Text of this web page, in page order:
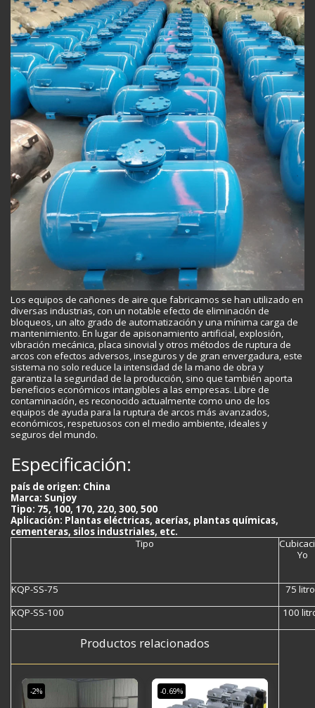
Los equipos de cañones de aire que fabricamos se han utilizado en
diversas industrias, con un notable efecto de eliminación de
bloqueos, un alto grado de automatización y una mínima carga de
mantenimiento. En lugar de apisonamiento artificial, explosión,
vibración mecánica, placa sinovial y otros métodos de ruptura de
arcos con efectos adversos, inseguros y de gran envergadura, este
sistema no solo reduce la intensidad de la mano de obra y
garantiza la seguridad de la producción, sino que también aporta
beneficios económicos intangibles a las empresas. Libre de
contaminación, es reconocido actualmente como uno de los
equipos de ayuda para la ruptura de arcos más avanzados,
económicos, respetuosos con el medio ambiente, ideales y
seguros del mundo.
Especificación:
país de origen: China
Marca: Sunjoy
Tipo: 75, 100, 170, 220, 300, 500
Aplicación: Plantas eléctricas, acerías, plantas químicas,
cementeras, silos industriales, etc.
Tipo
Yo
KQP-SS-75
75
KQP-SS-100
100
Productos relacionados
-2% -0.69%